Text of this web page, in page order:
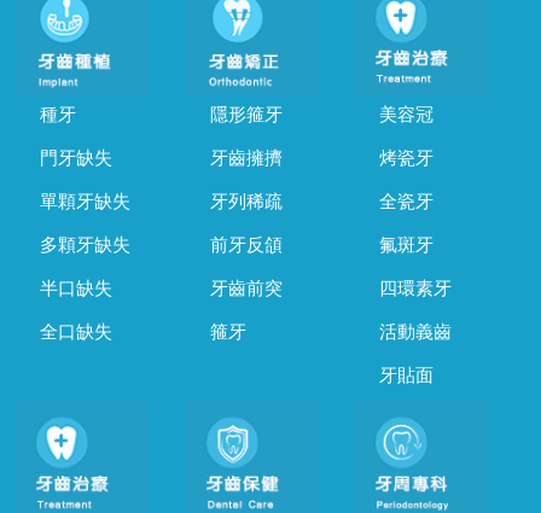
種牙
門牙缺失
單顆牙缺失
多顆牙缺失
半口缺失
全口缺失
隱形箍牙
牙齒擁擠
牙列稀疏
前牙反頜
牙齒前突
箍牙
美容冠
烤瓷牙
全瓷牙
氟斑牙
四環素牙
活動義齒
牙貼面